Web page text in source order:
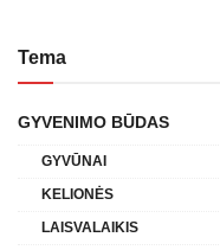
Tema
GYVENIMO BŪDAS
GYVŪNAI
KELIONĖS
LAISVALAIKIS